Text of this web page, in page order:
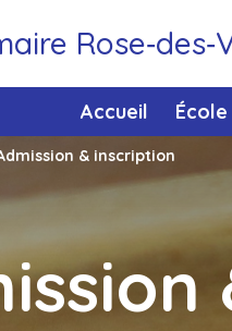
Accueil École
& inscription